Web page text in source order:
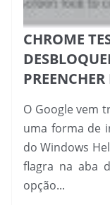
CHROME
O Google vem
uma forma de
do Windows
flagra na aba
opção...